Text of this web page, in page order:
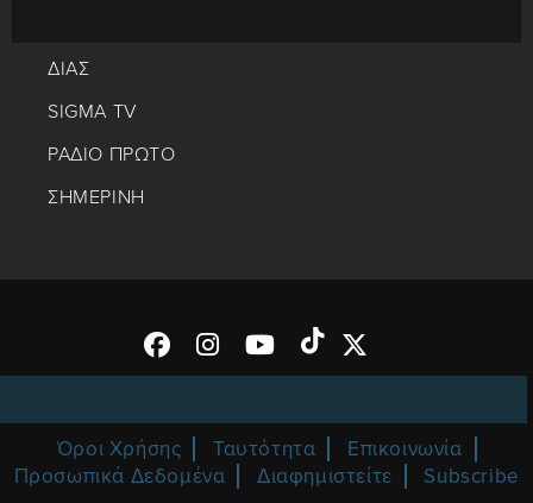
ΔΙΑΣ
SIGMA TV
ΡΑΔΙΟ ΠΡΩΤΟ
ΣΗΜΕΡΙΝΗ
Όροι Χρήσης Ταυτότητα
Επικοινωνία
Προσωπικά Δεδομένα
Διαφημιστείτε Subscribe